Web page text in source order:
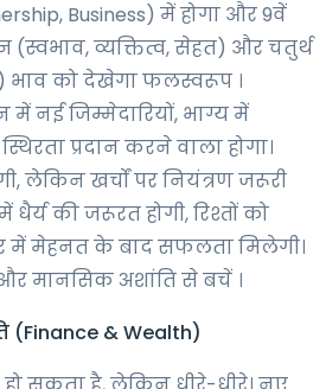
Business) में होगा और 9वें
(स्वभाव, व्यक्तित्व, सेहत) और चतुर्थ
भाव को देखेगा फलस्वरूप ।
में नई जिम्मेदारियों, भाग्य में
प्रदान करने वाला होगा।
लेकिन खर्चों पर नियंत्रण जरूरी
धैर्य की जरूरत होगी, रिश्तों को
में मेहनत के बाद सफलता मिलेगी।
मानसिक अशांति से बचें ।
(Finance & Wealth)